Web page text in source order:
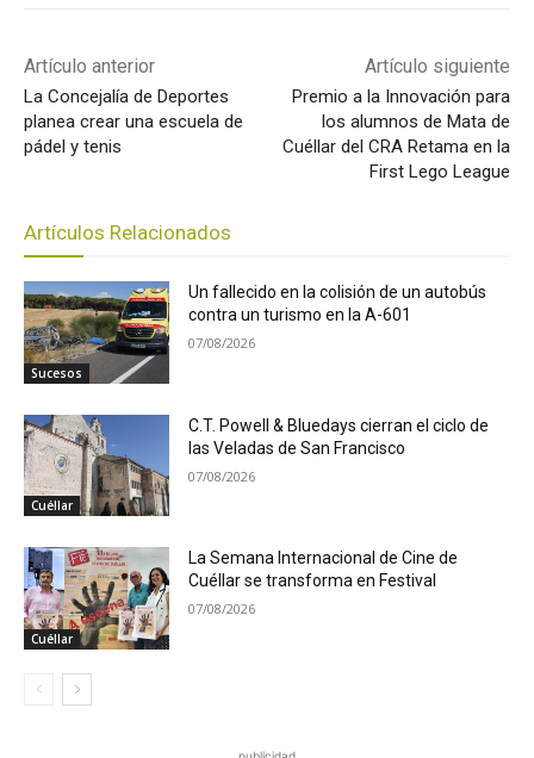
Artículo anterior
La Concejalía de Deportes
planea crear una escuela de
pádel y tenis
Artículo siguiente
Premio a la Innovación para
los alumnos de Mata de
Cuéllar del CRA Retama en la
First Lego League
Artículos Relacionados
Sucesos
Un fallecido en la colisión de un autobús
contra un turismo en la A-601
07/08/2026
Cuéllar
C.T. Powell & Bluedays cierran el ciclo de
las Veladas de San Francisco
07/08/2026
Cuéllar
La Semana Internacional de Cine de
Cuéllar se transforma en Festival
07/08/2026